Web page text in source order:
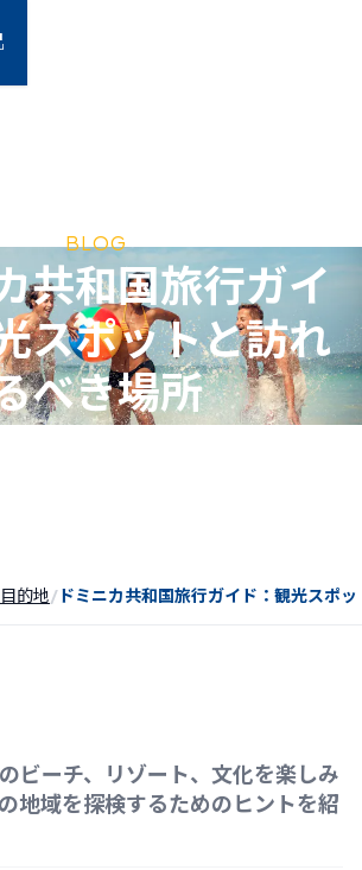
BLOG
共和国旅行ガイ
スポットと訪れ
べき場所
的地 ドミニカ共和国旅行ガイド：観光スポ
ビーチ、リゾート、文化を楽しみ
地域を探検するためのヒントを紹